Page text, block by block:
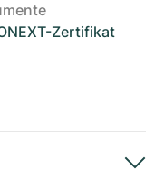
Zertifikat